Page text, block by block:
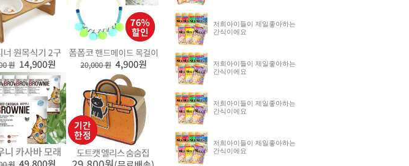
저희아이들이 제일좋아하는
간식이에요
저희아이들이 제일좋아하는
간식이에요
저희아이들이 제일좋아하는
간식이에요
저희아이들이 제일좋아하는
간식이에요